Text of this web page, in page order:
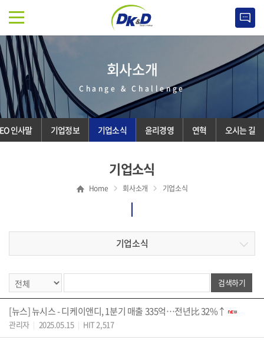
회사소개
Change & Challenge
인사말 기업정보 기업소식 윤리경영 연혁 오시는 길
기업소식
Home 회사소개 기업소식
기업소식
[뉴스] 뉴시스 - 디케이앤디, 1분기 매출 335억…전년比 32%↑
관리자 | 2025.05.15 | HIT 2,517